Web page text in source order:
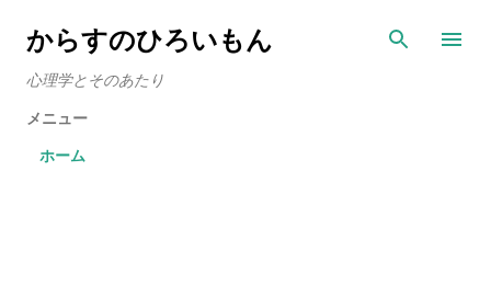
スキップしてメイン コンテンツに移動
からすのひろいもん
心理学とそのあたり
メニュー
ホーム